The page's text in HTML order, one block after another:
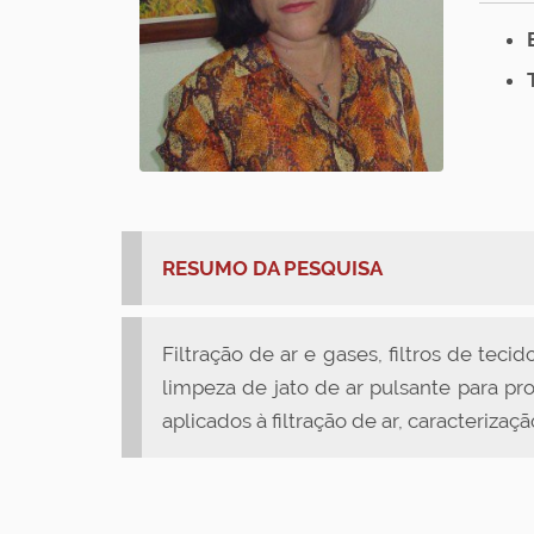
RESUMO DA PESQUISA
Filtração de ar e gases, filtros de
limpeza de jato de ar pulsante para
aplicados à filtração de ar,